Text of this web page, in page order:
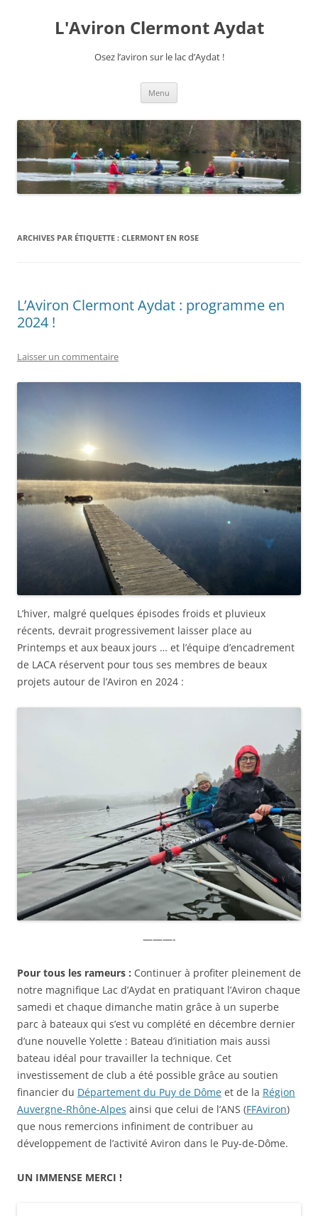
L'Aviron Clermont Aydat
Osez l’aviron sur le lac d’Aydat !
Menu
ARCHIVES PAR ÉTIQUETTE : CLERMONT EN ROSE
L’Aviron Clermont Aydat : programme en
2024 !
Laisser un commentaire
L’hiver, malgré quelques épisodes froids et pluvieux
récents, devrait progressivement laisser place au
Printemps et aux beaux jours … et l’équipe d’encadrement
de LACA réservent pour tous ses membres de beaux
projets autour de l’Aviron en 2024 :
———-
Pour tous les rameurs : Continuer à profiter pleinement de
notre magnifique Lac d’Aydat en pratiquant l’Aviron chaque
samedi et chaque dimanche matin grâce à un superbe
parc à bateaux qui s’est vu complété en décembre dernier
d’une nouvelle Yolette : Bateau d’initiation mais aussi
bateau idéal pour travailler la technique. Cet
investissement de club a été possible grâce au soutien
financier du Département du Puy de Dôme et de la Région
Auvergne-Rhône-Alpes ainsi que celui de l’ANS (FFAviron)
que nous remercions infiniment de contribuer au
développement de l’activité Aviron dans le Puy-de-Dôme.
UN IMMENSE MERCI !